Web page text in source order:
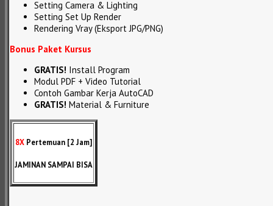
Setting Camera & Lighting
Setting Set Up Render
Rendering Vray (Eksport JPG/PNG)
Bonus Paket Kursus
GRATIS! Install Program
Modul PDF + Video Tutorial
Contoh Gambar Kerja AutoCAD
GRATIS! Material & Furniture
8X Pertemuan [2 Jam]
JAMINAN SAMPAI BISA